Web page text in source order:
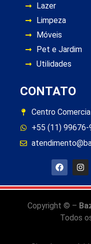
Lazer
Limpeza
Móveis
Pet e Jardim
Utilidades
CONTATO
Centro
+55 (11) 99676-
Copyright © –
Todos